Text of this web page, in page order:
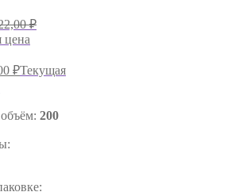
₽
цена
₽Текущая
200